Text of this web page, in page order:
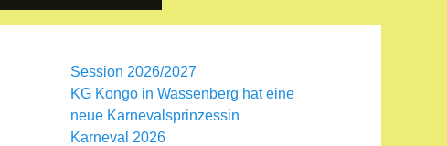
Session 2026/2027
KG Kongo in Wassenberg hat eine
neue Karnevalsprinzessin
Karneval 2026